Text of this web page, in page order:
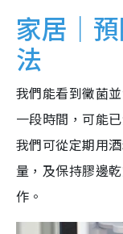
家居｜
法
我們能看到黴菌
一段時間，可能
我們可從定期用
量，及保持膠邊
作。